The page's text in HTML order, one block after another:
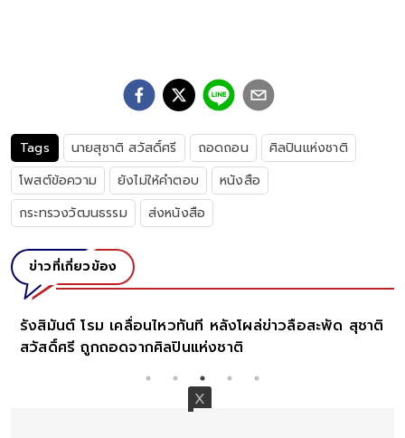
Tags นายสุชาติ สวัสดิ์ศรี ถอดถอน
ศิลปินแห่งชาติ
โพสต์ข้อความ
ยังไม่ให้คำตอบ
หนังสือ
กระทรวงวัฒนธรรม
ส่งหนังสือ
ข่าวที่เกี่ยวข้อง
รังสิมันต์ โรม เคลื่อนไหวทันที หลังโผล่ข่าวลือสะพัด สุชาติ
สวัสดิ์ศรี ถูกถอดจากศิลปินแห่งชาติ